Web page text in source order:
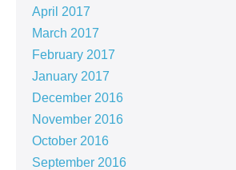
April 2017
March 2017
February 2017
January 2017
December 2016
November 2016
October 2016
September 2016